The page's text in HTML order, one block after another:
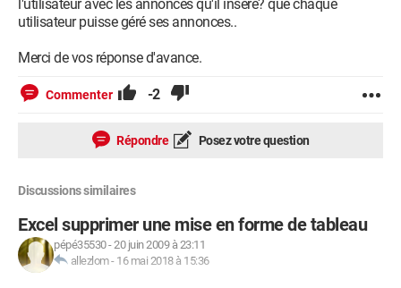
l'utilisateur avec les annonces qu'il insère? que chaque
utilisateur puisse géré ses annonces..
Merci de vos réponse d'avance.
Commenter -2
Répondre Posez votre question
Discussions similaires
Excel supprimer une mise en forme de tableau
pépé35530-20 juin 2009 à 23:11
allezlom- 16 mai 2018 à 15:36